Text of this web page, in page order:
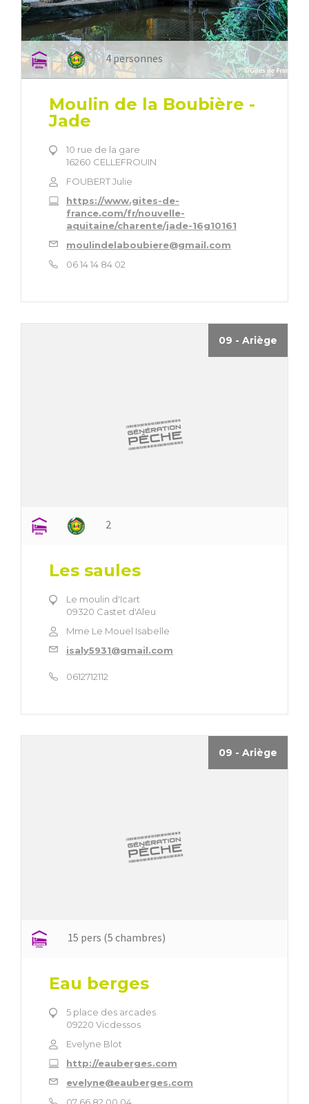
4 personnes
Moulin de la Boubière -
Jade
10 rue de la gare
16260 CELLEFROUIN
FOUBERT Julie
https://www.gites-de-
france.com/fr/nouvelle-
aquitaine/charente/jade-16g10161
moulindelaboubiere@gmail.com
06 14 14 84 02
09 - Ariège
2
Les saules
Le moulin d'Icart
09320 Castet d'Aleu
Mme Le Mouel Isabelle
isaly5931@gmail.com
0612712112
09 - Ariège
15 pers (5 chambres)
Eau berges
5 place des arcades
09220 Vicdessos
Evelyne Blot
http://eauberges.com
evelyne@eauberges.com